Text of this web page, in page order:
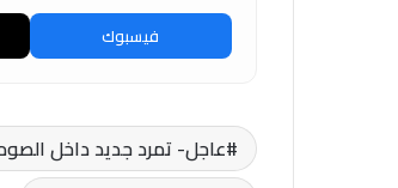
فيسبوك
عاجل- تمرد جديد داخل